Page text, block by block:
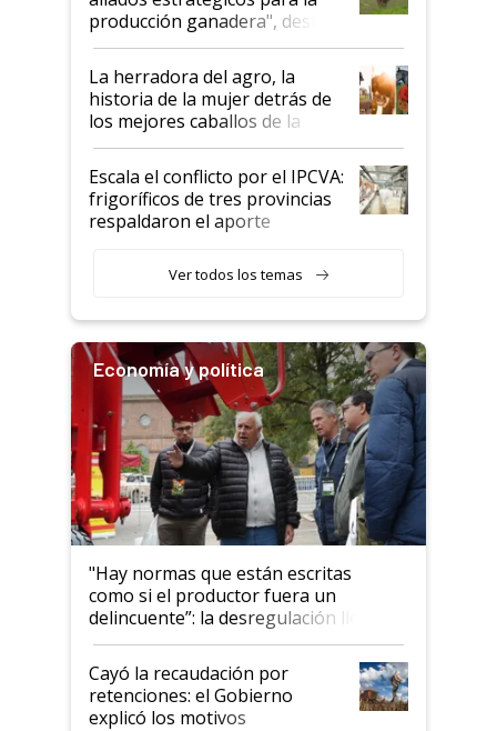
foco en la carne
producción ganadera", destaca
la iniciativa que ya reúne a 46
establecimientos en Argentina
La herradora del agro, la
historia de la mujer detrás de
los mejores caballos de la
Argentina y los mitos que
todavía hacen sufrir a estos
animales: "Mientras me
descalificaban, yo seguí
haciendo currículum"
Escala el conflicto por el IPCVA:
frigoríficos de tres provincias
respaldaron el aporte
Ver todos los temas
Economía y política
"Hay normas que están escritas
como si el productor fuera un
delincuente”: la desregulación llegó
al Congreso Aapresid y hasta se
habló del financiamiento al IPCVA
Cayó la recaudación por
retenciones: el Gobierno
explicó los motivos